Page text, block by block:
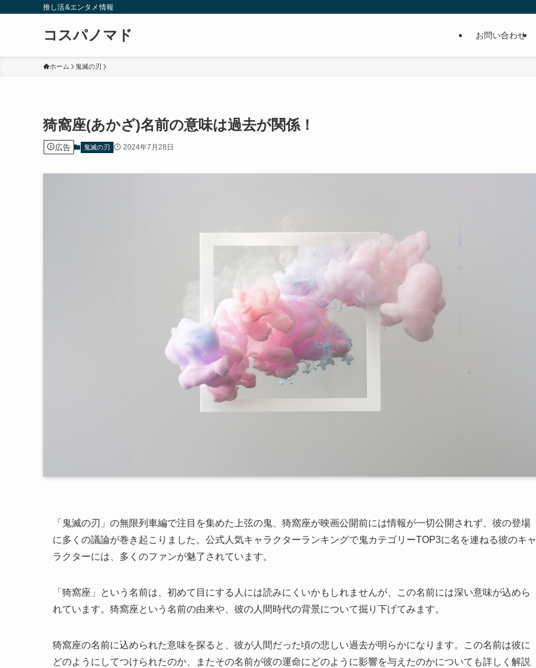
推し活&エンタメ情報
コスパノマド お問い合わせ
ホーム 鬼滅の刃
猗窩座(あかざ)名前の意味は過去が関係！
広告 鬼滅の刃 2024年7月28日
「鬼滅の刃」の無限列車編で注目を集めた上弦の鬼、猗窩座が映画公開前には情報が一切公開されず、彼の登場
に多くの議論が巻き起こりました。公式人気キャラクターランキングで鬼カテゴリーTOP3に名を連ねる彼のキャ
ラクターには、多くのファンが魅了されています。
「猗窩座」という名前は、初めて目にする人には読みにくいかもしれませんが、この名前には深い意味が込めら
れています。猗窩座という名前の由来や、彼の人間時代の背景について掘り下げてみます。
猗窩座の名前に込められた意味を探ると、彼が人間だった頃の悲しい過去が明らかになります。この名前は彼に
どのようにしてつけられたのか、またその名前が彼の運命にどのように影響を与えたのかについても詳しく解説